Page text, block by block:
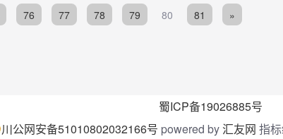
76 77 78 79 80 81 »
蜀ICP备19026885号
川公网安备51010802032166号 powered by 汇友网 指